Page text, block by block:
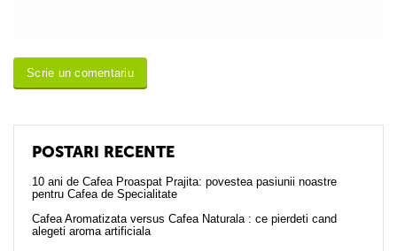
Scrie un comentariu
POSTARI RECENTE
10 ani de Cafea Proaspat Prajita: povestea pasiunii noastre
pentru Cafea de Specialitate
Cafea Aromatizata versus Cafea Naturala : ce pierdeti cand
alegeti aroma artificiala